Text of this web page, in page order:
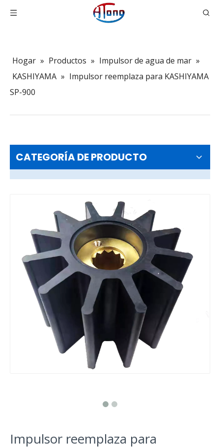
Hogar » Productos » Impulsor de agua de mar »
KASHIYAMA » Impulsor reemplaza para KASHIYAMA
SP-900
CATEGORÍA DE PRODUCTO
Impulsor reemplaza para